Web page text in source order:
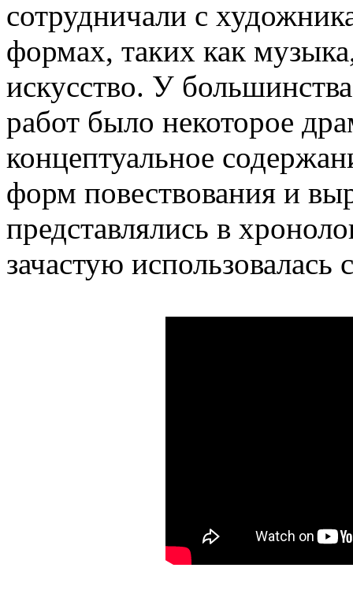
сотрудничали с
формах, таких как
искусство. У
работ было некоторое
концептуальное
форм повествования и
представлялись в
зачастую